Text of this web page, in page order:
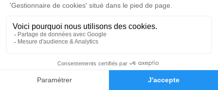
Faire-part Hommages
Je rends hommage
Crémation
Crématorium du Grand Guéret d'Ajain
Route de Guéret